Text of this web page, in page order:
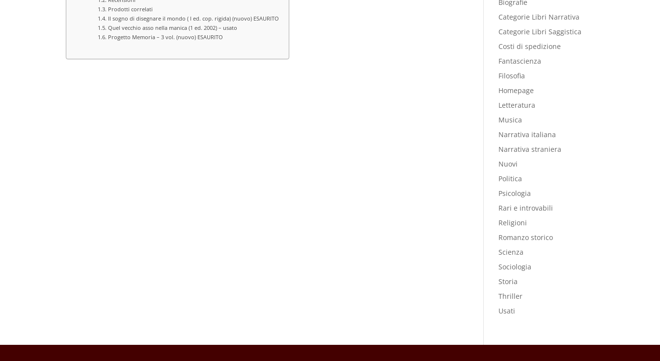
Prodotti correlati
Il sogno di disegnare il mondo ( I ed. cop. rigida) (nuovo) ESAURITO
Quel vecchio asso nella manica (1 ed. 2002) – usato
Progetto Memoria – 3 vol. (nuovo) ESAURITO
Biografie
Categorie Libri Narrativa
Categorie Libri Saggistica
Costi di spedizione
Fantascienza
Filosofia
Homepage
Letteratura
Musica
Narrativa italiana
Narrativa straniera
Nuovi
Politica
Psicologia
Rari e introvabili
Religioni
Romanzo storico
Scienza
Sociologia
Storia
Thriller
Usati